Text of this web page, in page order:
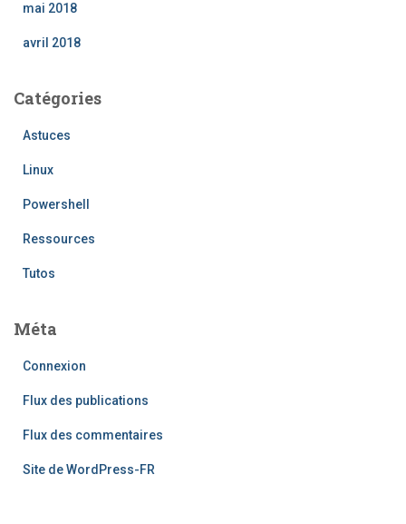
mai 2018
avril 2018
Catégories
Astuces
Linux
Powershell
Ressources
Tutos
Méta
Connexion
Flux des publications
Flux des commentaires
Site de WordPress-FR